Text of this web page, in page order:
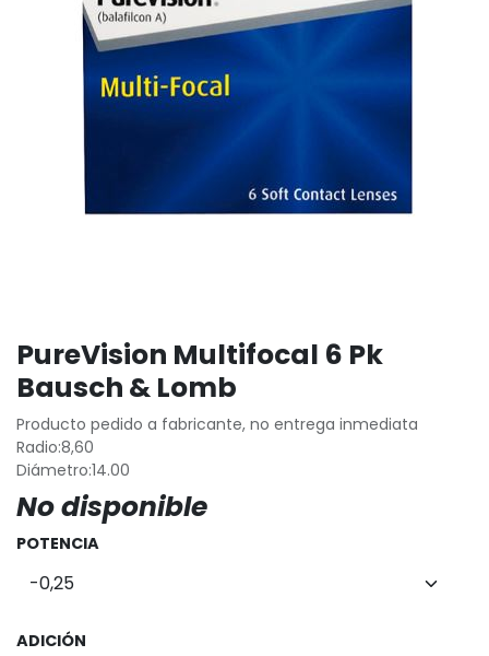
PureVision Multifocal 6 Pk
Bausch & Lomb
Producto pedido a fabricante, no entrega inmediata
Radio:8,60
Diámetro:14.00
No disponible
POTENCIA
ADICIÓN